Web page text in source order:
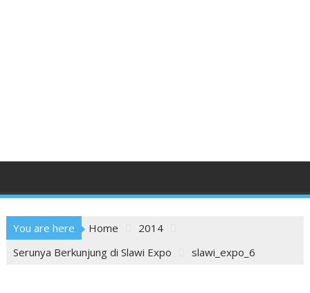
You are here Home
2014
Serunya Berkunjung di Slawi Expo
slawi_expo_6